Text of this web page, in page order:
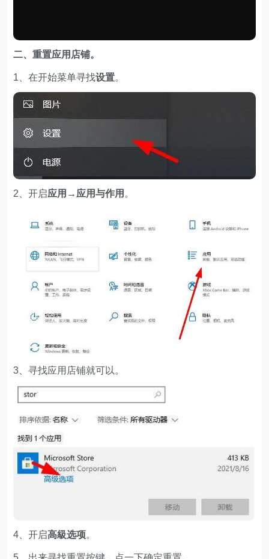
二、重置应用店铺。
1、在开始菜单寻找设置。
2、开启应用→应用与作用 。
3、寻找应用店铺就可以。
4、开启高級选项。